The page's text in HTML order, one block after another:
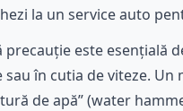
la un service auto
precauție este esențială
sau în cutia de viteze.
de apă” (water